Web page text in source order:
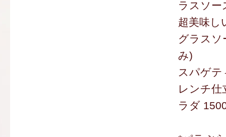
ラスソー
超美味し
グラスソ
み)
スパゲ
レンチ仕
ラダ